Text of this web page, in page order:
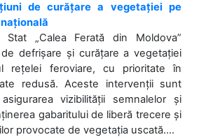
de curățare a vegetației pe
Stat „Calea Ferată din Moldova”
defrișare și curățare a vegetației
rețelei feroviare, cu prioritate în
redusă. Aceste intervenții sunt
vizibilității semnalelor și
gabaritului de liberă trecere și
provocate de vegetația uscată....